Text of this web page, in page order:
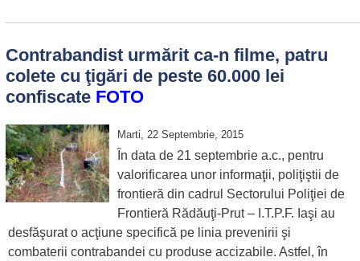
Contrabandist urmărit ca-n filme, patru
colete cu ţigări de peste 60.000 lei
confiscate FOTO
Marti, 22 Septembrie, 2015
În data de 21 septembrie a.c., pentru
valorificarea unor informaţii, poliţiştii de
frontieră din cadrul Sectorului Poliţiei de
Frontieră Rădăuţi-Prut – I.T.P.F. Iaşi au
desfăşurat o acţiune specifică pe linia prevenirii şi
combaterii contrabandei cu produse accizabile. Astfel, în